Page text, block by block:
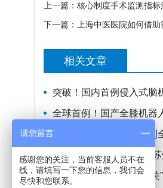
上一篇： 核心制度手术监测指
下一篇：
上海中医医院如何借
相关文章
突破！国内首例侵入式脑
全球首例！国产全膝机器
北大杨玉超教授团队研制
30分钟完成换瓣手术，“
健康AI阿福测试“医生把关
请您留言
感谢您的关注，当前客服人员不在
线，请填写一下您的信息，我们会
尽快和您联系。